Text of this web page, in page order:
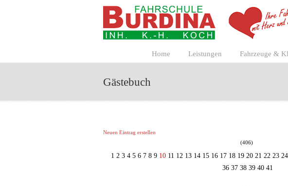
Home Leistungen Fahrzeuge &
Gästebuch
Neuen Eintrag erstellen
(406)
1 2 3 4 5 6 7 8 9 10 11 12 13 14 15 16 17 18 19 20 21 22 23 24
36 37 38 39 40 41